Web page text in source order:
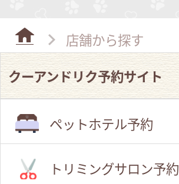
店舗から探す
クーアンドリク予約サイト
ペットホテル予約
トリミングサロン予約